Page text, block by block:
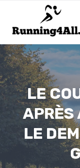
contenu
LE
APRÈS
LE